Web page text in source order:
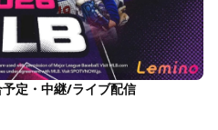
定・中継/ライブ配信